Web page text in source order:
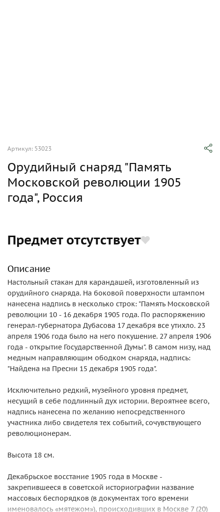
Артикул: 53023
Орудийный снаряд "Память
Московской революции 1905
года", Россия
Предмет отсутствует
Описание
Настольный стакан для карандашей, изготовленный из
орудийного снаряда. На боковой поверхности штампом
нанесена надпись в несколько строк: "Память Московской
революции 10 - 16 декабря 1905 года. По распоряжению
генерал-губернатора Дубасова 17 декабря все утихло. 23
апреля 1906 года было на него покушение. 27 апреля 1906
года - открытие Государственной Думы". В самом низу, над
медным направляющим ободком снаряда, надпись:
"Найдена на Пресни 15 декабря 1905 года".
Исключительно редкий, музейного уровня предмет,
несущий в себе подлинный дух истории. Вероятнее всего,
надпись нанесена по желанию непосредственного
участника либо свидетеля тех событий, сочувствующего
революционерам.
Высота 18 см.
Декабрьское восстание 1905 года в Москве -
закрепившееся в советской историографии название
массовых беспорядков (в документах того времени
именовалось «мятежом»), происходивших в Москве 7 (20)